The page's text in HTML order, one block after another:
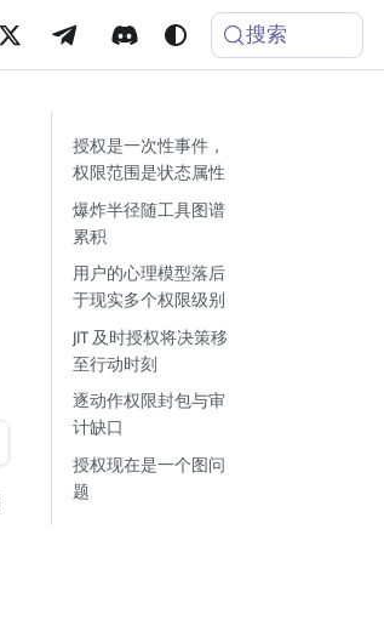
搜索
授权是一次性事件，
权限范围是状态属性
爆炸半径随工具图谱
累积
用户的心理模型落后
于现实多个权限级别
JIT 及时授权将决策移
至行动时刻
逐动作权限封包与审
计缺口
授权现在是一个图问
题